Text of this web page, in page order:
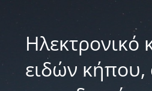
Ηλεκτρονικό
ειδών κήπου,